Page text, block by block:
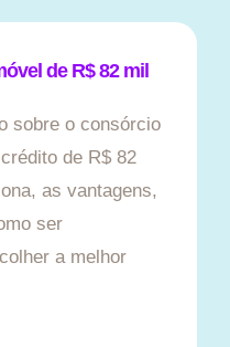
de R$ 82 mil
sobre o consórcio
de R$ 82
as vantagens,
ser
a melhor